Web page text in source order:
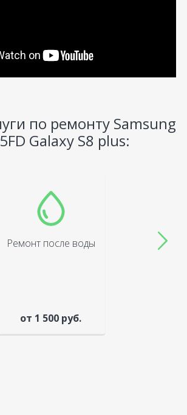
по ремонту Samsung
Galaxy S8 plus:
Ремонт после воды
от 1 500 руб.